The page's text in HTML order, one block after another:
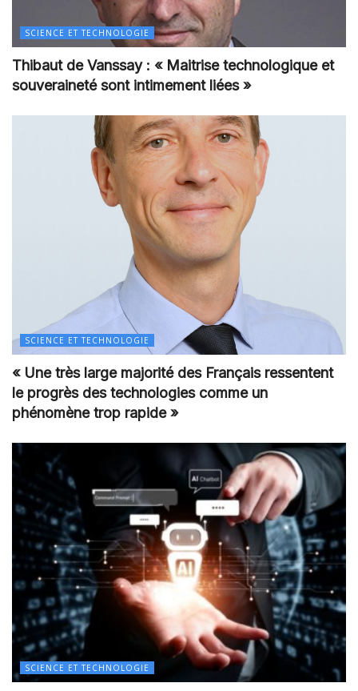
SCIENCE ET TECHNOLOGIE
Thibaut de Vanssay : « Maitrise technologique et
souveraineté sont intimement liées »
SCIENCE ET TECHNOLOGIE
« Une très large majorité des Français ressentent
le progrès des technologies comme un
phénomène trop rapide »
SCIENCE ET TECHNOLOGIE